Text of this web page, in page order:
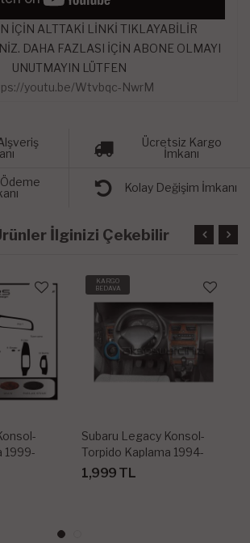
İÇİN ALTTAKİ LİNKİ TIKLAYABİLİR
DAHA FAZLASI İÇİN ABONE OLMAYI
UNUTMAYIN LÜTFEN
youtu.be/Wtvbqc-NwrM
Ücretsiz Kargo
İmkanı
Ödeme
Kolay Değişim İmkanı
İlginizi Çekebilir
1999-
KARGO
BEDAVA
Subaru Legacy Konsol-
Torpido Kaplama 1994-
1999 12 Parça
1,999 TL